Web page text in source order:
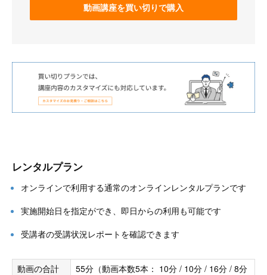
動画講座を買い切りで購入
レンタルプラン
オンラインで利用する通常のオンラインレンタルプランです
実施開始日を指定ができ、即日からの利用も可能です
受講者の受講状況レポートを確認できます
動画の合計
55分（動画本数5本： 10分 / 10分 / 16分 / 8分